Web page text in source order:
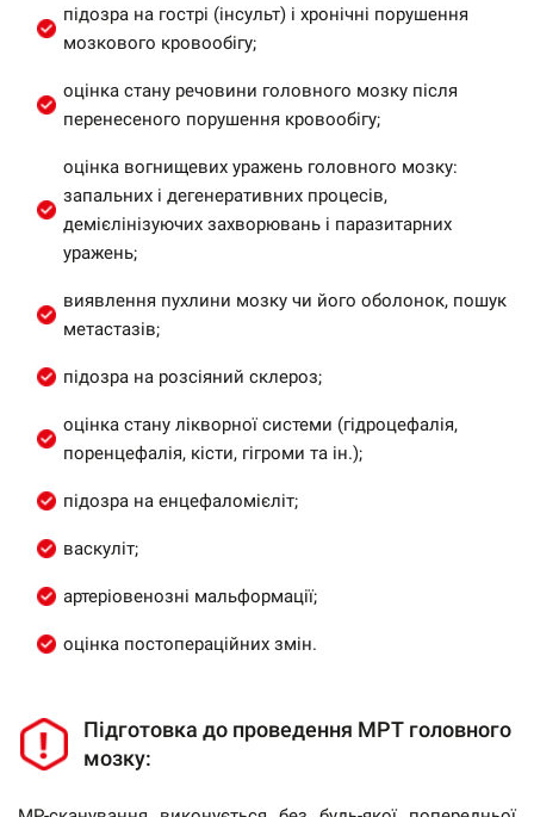
підозра на гострі (інсульт) і хронічні порушення
мозкового кровообігу;
оцінка стану речовини головного мозку після
перенесеного порушення кровообігу;
оцінка вогнищевих уражень головного мозку:
запальних і дегенеративних процесів,
демієлінізуючих захворювань і паразитарних
уражень;
виявлення пухлини мозку чи його оболонок, пошук
метастазів;
підозра на розсіяний склероз;
оцінка стану лікворної системи (гідроцефалія,
поренцефалія, кісти, гігроми та ін.);
підозра на енцефаломієліт;
васкуліт;
артеріовенозні мальформації;
оцінка постопераційних змін.
Підготовка до проведення МРТ головного
мозку: